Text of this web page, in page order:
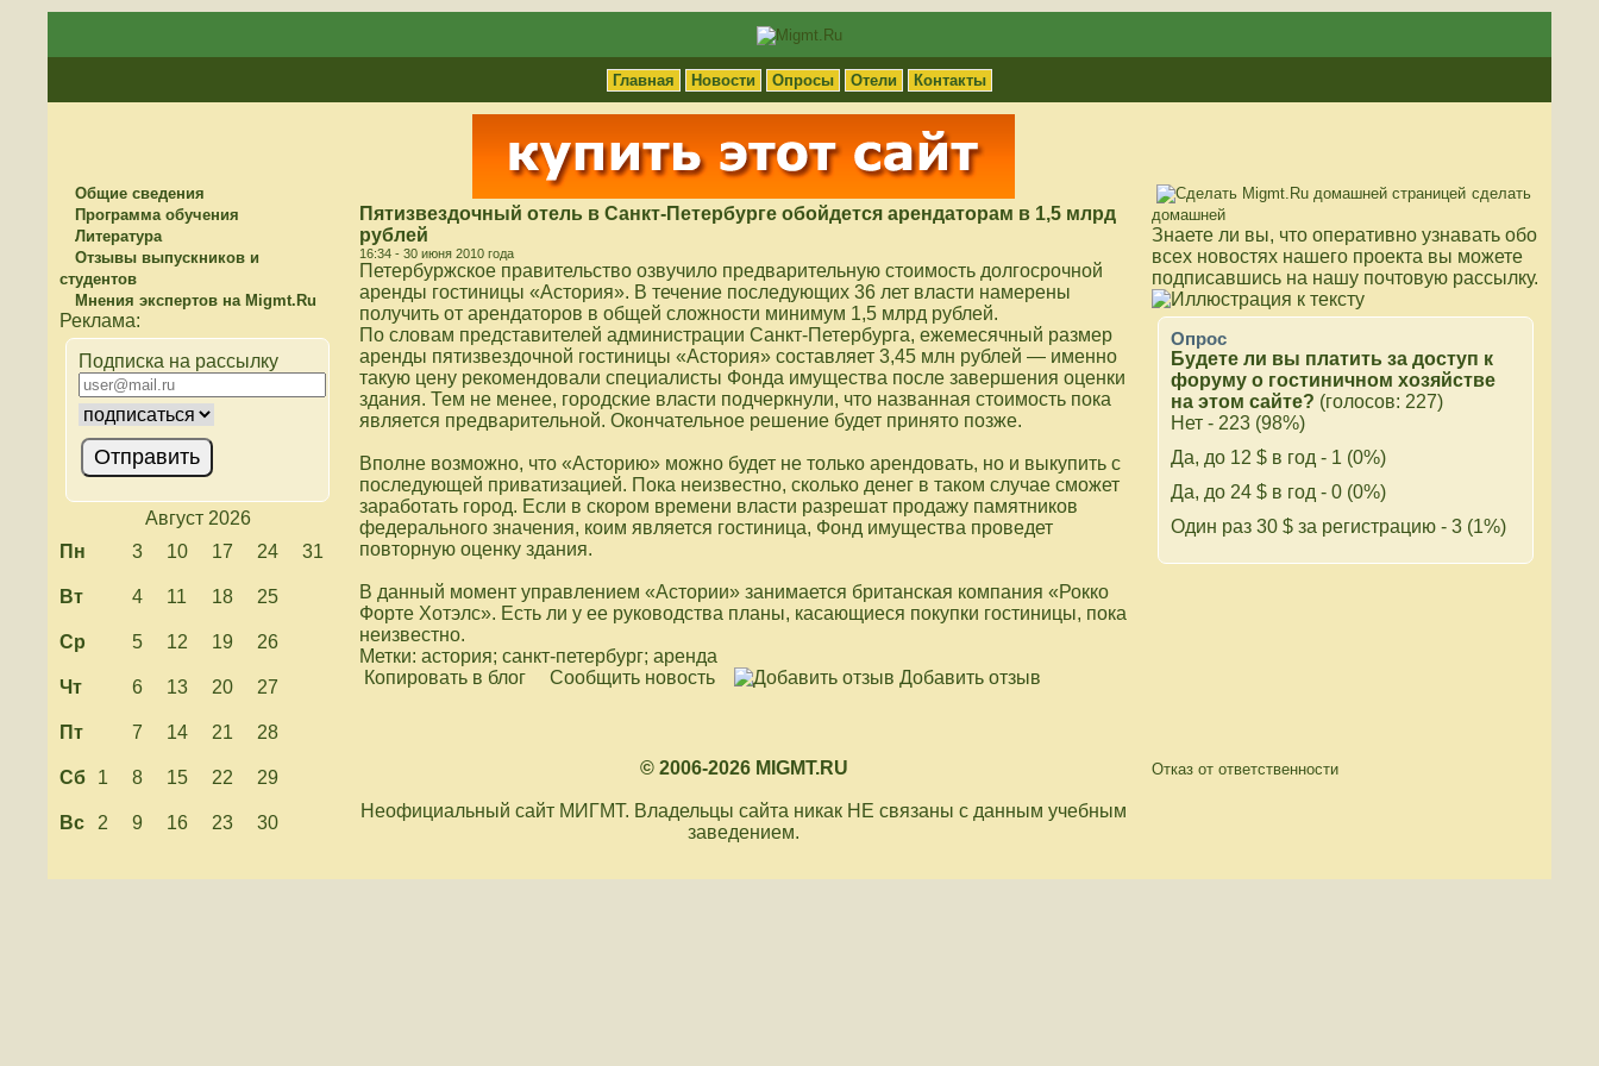
Главная Новости Опросы Отели Контакты
Общие сведения
Программа обучения
Литература
Отзывы выпускников и
студентов
Мнения экспертов на Migmt.Ru
Подписка на рассылку
Август 2026
Пн
3 10 17 24 31
Вт 4 11 18 25
Ср 5 12 19 26
Чт 6 13 20 27
Пт 7 14 21 28
Сб 1 8 15 22 29
Вс 2 9 16 23 30
Пятизвездочный отель в Санкт-Петербурге обойдется арендаторам в 1,5 млрд
рублей
16:34 - 30 июня 2010 года
Петербуржское правительство озвучило предварительную стоимость долгосрочной
аренды гостиницы «Астория». В течение последующих 36 лет власти намерены
получить от арендаторов в общей сложности минимум 1,5 млрд рублей.
По словам представителей администрации Санкт-Петербурга, ежемесячный размер
аренды пятизвездочной гостиницы «Астория» составляет 3,45 млн рублей — именно
такую цену рекомендовали специалисты Фонда имущества после завершения оценки
здания. Тем не менее, городские власти подчеркнули, что названная стоимость пока
является предварительной. Окончательное решение будет принято позже.
Вполне возможно, что «Асторию» можно будет не только арендовать, но и выкупить с
последующей приватизацией. Пока неизвестно, сколько денег в таком случае сможет
заработать город. Если в скором времени власти разрешат продажу памятников
федерального значения, коим является гостиница, Фонд имущества проведет
повторную оценку здания.
В данный момент управлением «Астории» занимается британская компания «Рокко
Форте Хотэлс». Есть ли у ее руководства планы, касающиеся покупки гостиницы, пока
неизвестно.
Метки: астория; санкт-петербург; аренда
Копировать в блог
Сообщить новость Добавить отзыв
сделать
домашней
Знаете ли вы, что оперативно узнавать обо
всех новостях нашего проекта вы можете
подписавшись на нашу почтовую рассылку.
Опрос
Будете ли вы платить за доступ к
форуму о гостиничном хозяйстве
на этом сайте? (голосов: 227)
Нет - 223 (98%)
Да, до 12 $ в год - 1 (0%)
Да, до 24 $ в год - 0 (0%)
Один раз 30 $ за регистрацию - 3 (1%)
© 2006-2026 MIGMT.RU
Неофициальный сайт МИГМТ. Владельцы сайта никак НЕ связаны с данным учебным
заведением.
Отказ от ответственности